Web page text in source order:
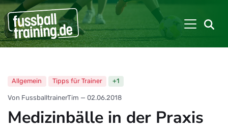
Allgemein Tipps für Trainer +1
Von FussballtrainerTim — 02.06.2018
Medizinbälle in der Praxis